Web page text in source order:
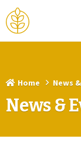
Home News
News &